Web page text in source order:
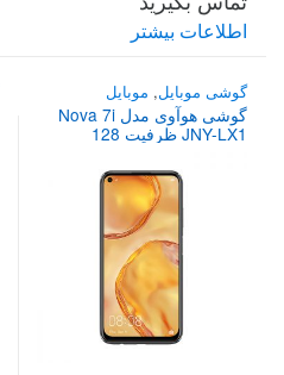
اطلاعات بیشتر
گوشی موبایل, موبایل
گوشی هوآوی مدل Nova 7i
JNY-LX1 ظرفیت 128